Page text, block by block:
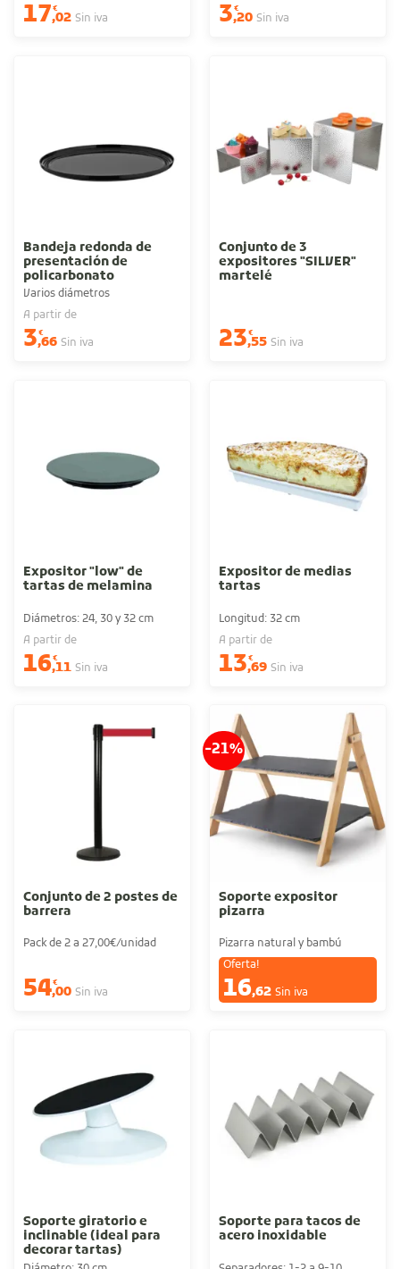
17€
,02 Sin iva 3€
,20 Sin iva
Bandeja redonda de
presentación de
policarbonato
Varios diámetros
A partir de
3€
,66 Sin iva
Conjunto de 3
expositores "SILVER"
martelé
23€
,55 Sin iva
Expositor "low" de
tartas de melamina
Diámetros: 24, 30 y 32 cm
A partir de
16€
,11 Sin iva
Expositor de medias
tartas
Longitud: 32 cm
A partir de
13€
,69 Sin iva
Conjunto de 2 postes de
barrera
Pack de 2 a 27,00€/unidad
54€
,00 Sin iva
-21%
Soporte expositor
pizarra
Pizarra natural y bambú
Oferta!
16,62 Sin iva
Soporte giratorio e
inclinable (ideal para
decorar tartas)
Soporte para tacos de
acero inoxidable